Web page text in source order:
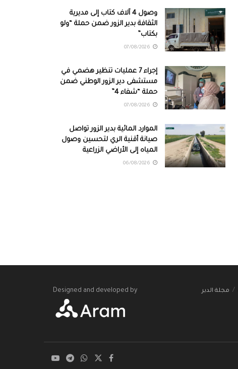
وصول 4 آلاف كتاب إلى مديرية
الثقافة بدير الزور ضمن حملة “ولو
بكتاب”
إجراء 7 عمليات تنظير هضمي في
مستشفى دير الزور الوطني ضمن
حملة “شفاء 4”
الموارد المائية بدير الزور تواصل
صيانة أقنية الري لتحسين وصول
المياه إلى الأراضي الزراعية
مجلة الدير Designed and developed by